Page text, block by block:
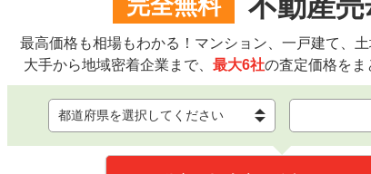
完全無料
最高価格も相場もわかる！マンション、一戸建て、土
大手から地域密着企業まで、 最大6社の査定価格をま